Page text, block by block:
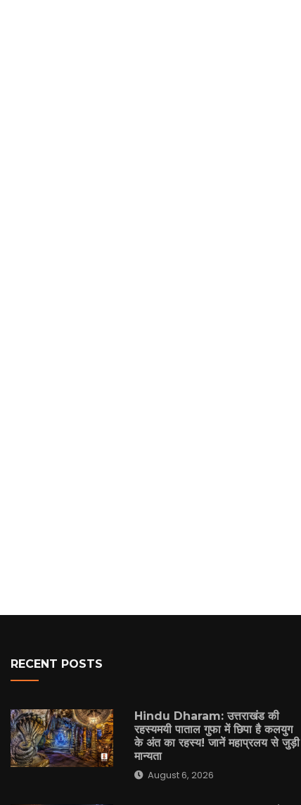
RECENT POSTS
Hindu Dharam: उत्तराखंड की
रहस्यमयी पाताल गुफा में छिपा है कलयुग
के अंत का रहस्य! जानें महाप्रलय से जुड़ी
मान्यता
August 6, 2026